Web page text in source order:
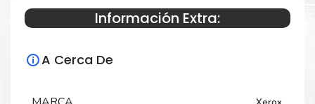
Especificaciones Técnicas
Para impresoras:
Información Extra:
A Cerca De